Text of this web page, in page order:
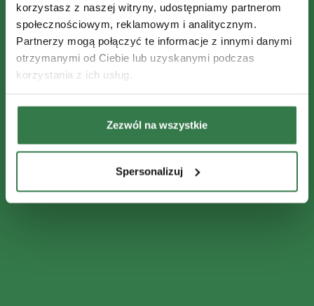
korzystasz z naszej witryny, udostępniamy partnerom
społecznościowym, reklamowym i analitycznym.
Partnerzy mogą połączyć te informacje z innymi danymi
otrzymanymi od Ciebie lub uzyskanymi podczas
korzystania z ich usług.
Zezwól na wszystkie
Spersonalizuj